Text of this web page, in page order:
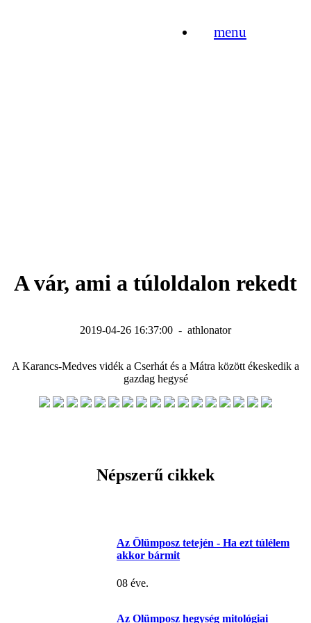
menu
A vár, ami a túloldalon rekedt
2019-04-26 16:37:00 - athlonator
A Karancs-Medves vidék a Cserhát és a Mátra között ékeskedik a
gazdag hegysé
Népszerű cikkek
Az Ölümposz tetején - Ha ezt túlélem
akkor bármit
08 éve.
Az Olümposz hegység mitológiai